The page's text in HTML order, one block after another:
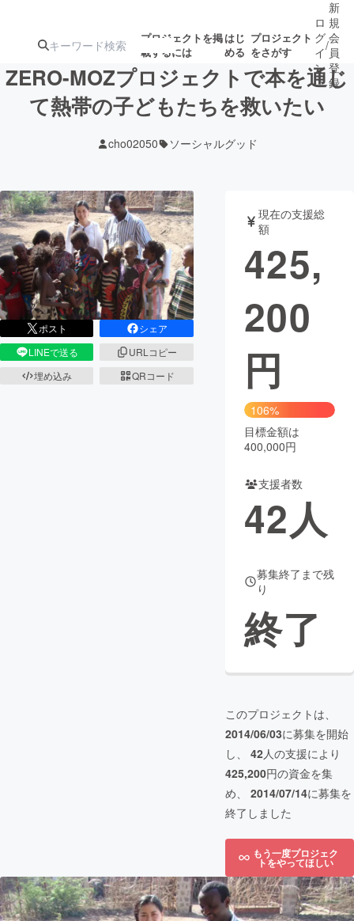
プロジェクトを掲
載するには
はじ
める
プロジェクト
をさがす
ジェクト
ロジェクト
アート・写真 音楽
テクノロジー・ガジェット ゲーム・サ
映像・映画
ビジネス・起業
まちづくり・地域活性化
CAMPFIRE Creation
コミュニティ
ロ
グ
イ
ン
/
新
規
会
員
登
録
ZERO-MOZプロジェクトで本を通じ
て熱帯の子どもたちを救いたい
cho02050 ソーシャルグッド
ポスト
シェア
LINEで送る
URLコピー
埋め込み
QRコード
現在の支援総
額
425,
200
円
106%
目標金額は
400,000円
支援者数
42人
募集終了まで残
り
終了
このプロジェクトは、
2014/06/03に募集を開始
し、 42人の支援により
425,200円の資金を集
め、 2014/07/14に募集を
終了しました
もう一度プロジェク
トをやってほしい